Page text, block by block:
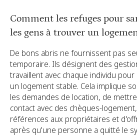
Comment les refuges pour
les gens à trouver un
De bons abris ne fournissent pas
temporaire. Ils désignent des
travaillent avec chaque individu
un logement stable. Cela implique
les demandes de location, de
contact avec des chèques-
références aux propriétaires et
après qu'une personne a quitté le